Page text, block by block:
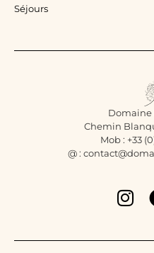
Séjours
Domaine
Chemin
Mob : +33
@ :